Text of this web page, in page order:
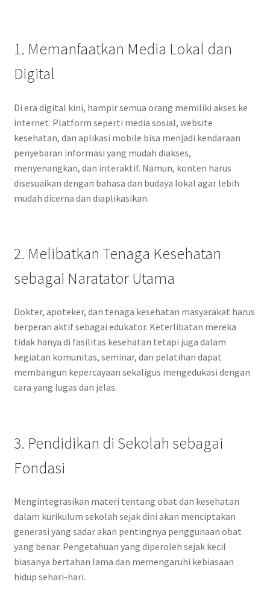
1. Memanfaatkan Media Lokal dan
Digital
Di era digital kini, hampir semua orang memiliki akses ke
internet. Platform seperti media sosial, website
kesehatan, dan aplikasi mobile bisa menjadi kendaraan
penyebaran informasi yang mudah diakses,
menyenangkan, dan interaktif. Namun, konten harus
disesuaikan dengan bahasa dan budaya lokal agar lebih
mudah dicerna dan diaplikasikan.
2. Melibatkan Tenaga Kesehatan
sebagai Naratator Utama
Dokter, apoteker, dan tenaga kesehatan masyarakat harus
berperan aktif sebagai edukator. Keterlibatan mereka
tidak hanya di fasilitas kesehatan tetapi juga dalam
kegiatan komunitas, seminar, dan pelatihan dapat
membangun kepercayaan sekaligus mengedukasi dengan
cara yang lugas dan jelas.
3. Pendidikan di Sekolah sebagai
Fondasi
Mengintegrasikan materi tentang obat dan kesehatan
dalam kurikulum sekolah sejak dini akan menciptakan
generasi yang sadar akan pentingnya penggunaan obat
yang benar. Pengetahuan yang diperoleh sejak kecil
biasanya bertahan lama dan memengaruhi kebiasaan
hidup sehari-hari.